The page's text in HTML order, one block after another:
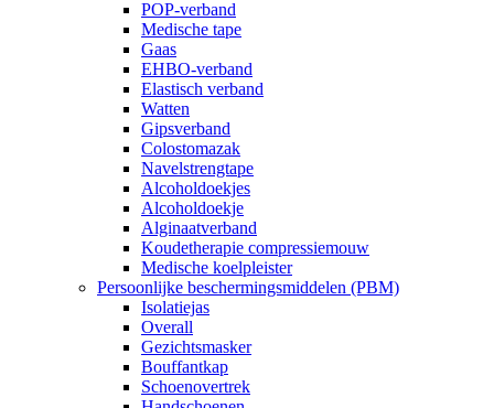
POP-verband
Medische tape
Gaas
EHBO-verband
Elastisch verband
Watten
Gipsverband
Colostomazak
Navelstrengtape
Alcoholdoekjes
Alcoholdoekje
Alginaatverband
Koudetherapie compressiemouw
Medische koelpleister
Persoonlijke beschermingsmiddelen (PBM)
Isolatiejas
Overall
Gezichtsmasker
Bouffantkap
Schoenovertrek